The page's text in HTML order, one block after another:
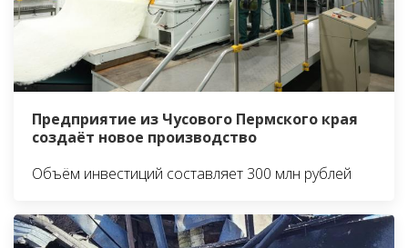
Предприятие из Чусового Пермского края
создаёт новое производство
Объём инвестиций составляет 300 млн рублей